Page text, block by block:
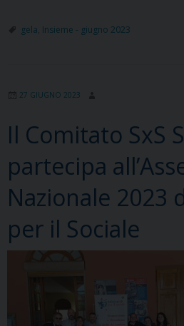
gela Insieme - giugno 2023
27 GIUGNO 2023
Il Comitato SxS
partecipa
Nazionale 2023
per il Sociale